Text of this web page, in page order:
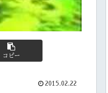
コピー
2015.02.22